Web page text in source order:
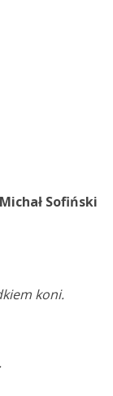
Sofiński
koni.